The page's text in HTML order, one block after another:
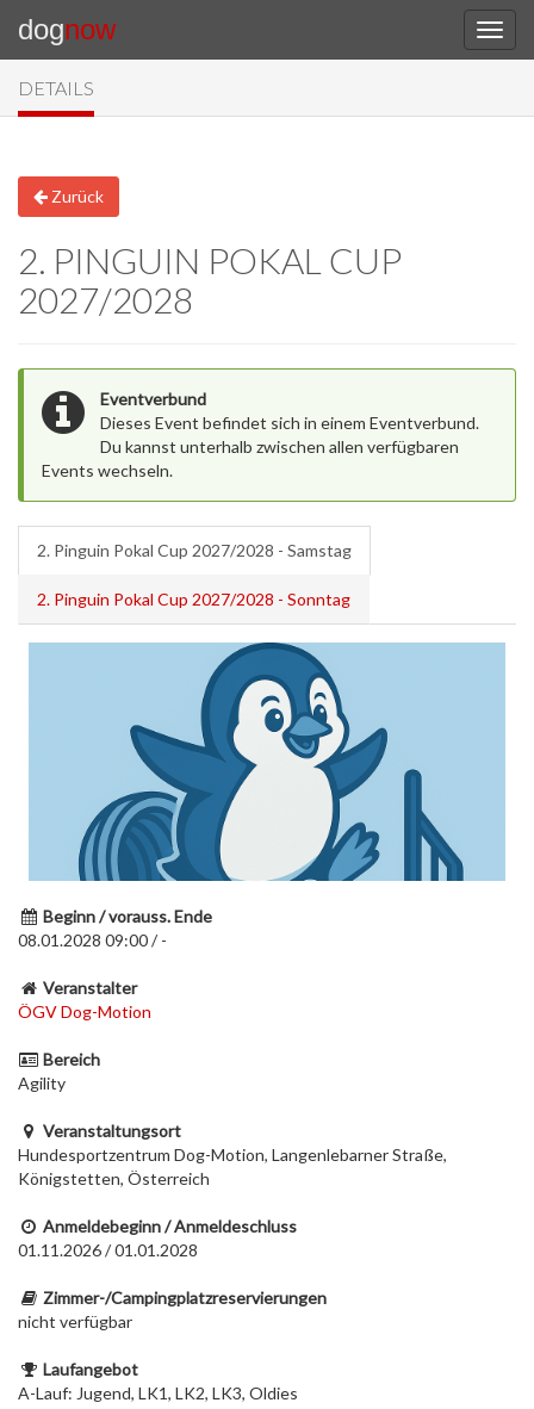
dognow
DETAILS
Zurück
2. PINGUIN POKAL CUP
2027/2028
Eventverbund
Dieses Event befindet sich in einem Eventverbund.
Du kannst unterhalb zwischen allen verfügbaren
Events wechseln.
2. Pinguin Pokal Cup 2027/2028 - Samstag
2. Pinguin Pokal Cup 2027/2028 - Sonntag
Beginn / vorauss. Ende
08.01.2028 09:00 / -
Veranstalter
ÖGV Dog-Motion
Bereich
Agility
Veranstaltungsort
Hundesportzentrum Dog-Motion, Langenlebarner Straße,
Königstetten, Österreich
Anmeldebeginn / Anmeldeschluss
01.11.2026 / 01.01.2028
Zimmer-/Campingplatzreservierungen
nicht verfügbar
Laufangebot
A-Lauf: Jugend, LK1, LK2, LK3, Oldies